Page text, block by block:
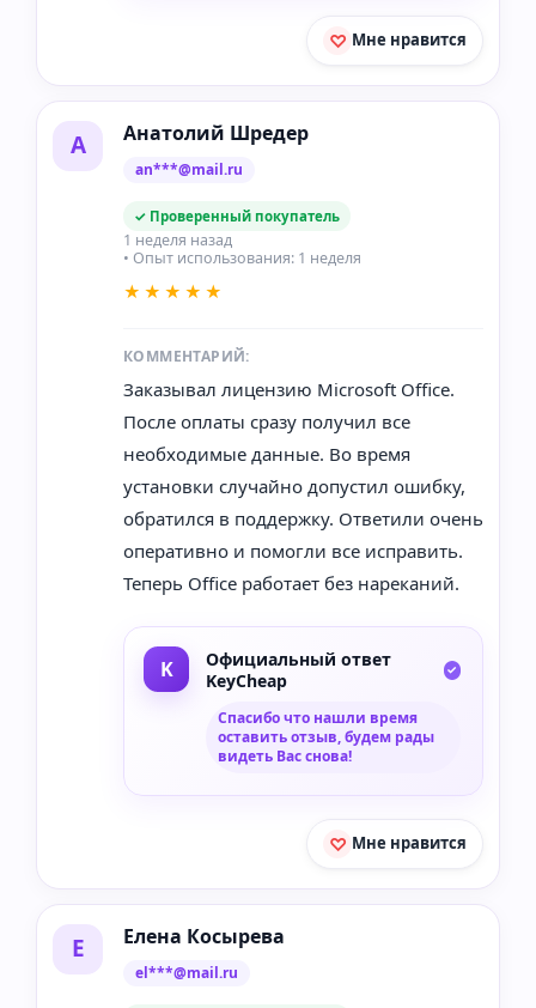
Мне нравится
А Анатолий Шредер
an***@mail.ru
✓ Проверенный покупатель
1 неделя назад
• Опыт использования: 1 неделя
★★★★★
КОММЕНТАРИЙ:
Заказывал лицензию Microsoft Office.
После оплаты сразу получил все
необходимые данные. Во время
установки случайно допустил ошибку,
обратился в поддержку. Ответили очень
оперативно и помогли все исправить.
Теперь Office работает без нареканий.
Официальный ответ
KeyCheap
Спасибо что нашли время
оставить отзыв, будем рады
видеть Вас снова!
Мне нравится
Е Елена Косырева
el***@mail.ru